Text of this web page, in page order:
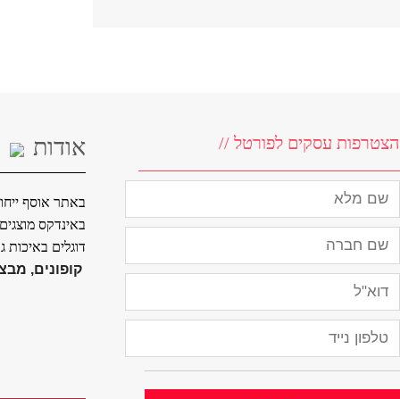
אודות
באתר אוסף
באינדקס
דוגלים באיכות
קופונים,
הצטרפות עסקים לפורטל //